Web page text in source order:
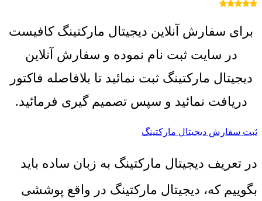
برای سفارش آنلاین دیجیتال مارکتینگ کافیست
در سایت ثبت نام نموده و سفارش آنلاین
دیجیتال مارکتینگ ثبت نمائید تا بلافاصله فاکتور
دریافت نمائید و سپس تصمیم گیری فرمائید.
ثبت سفارش دیجیتال مارکتینگ
در تعریف دیجیتال مارکتینگ به زبان ساده باید
بگوییم که، دیجیتال مارکتینگ در واقع پوششی